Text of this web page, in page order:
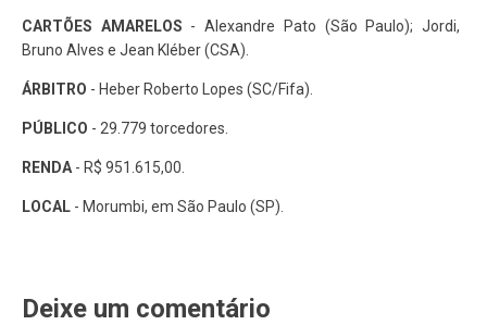
CARTÕES AMARELOS - Alexandre Pato (São Paulo); Jordi,
Bruno Alves e Jean Kléber (CSA).
ÁRBITRO - Heber Roberto Lopes (SC/Fifa).
PÚBLICO - 29.779 torcedores.
RENDA - R$ 951.615,00.
LOCAL - Morumbi, em São Paulo (SP).
Deixe um comentário